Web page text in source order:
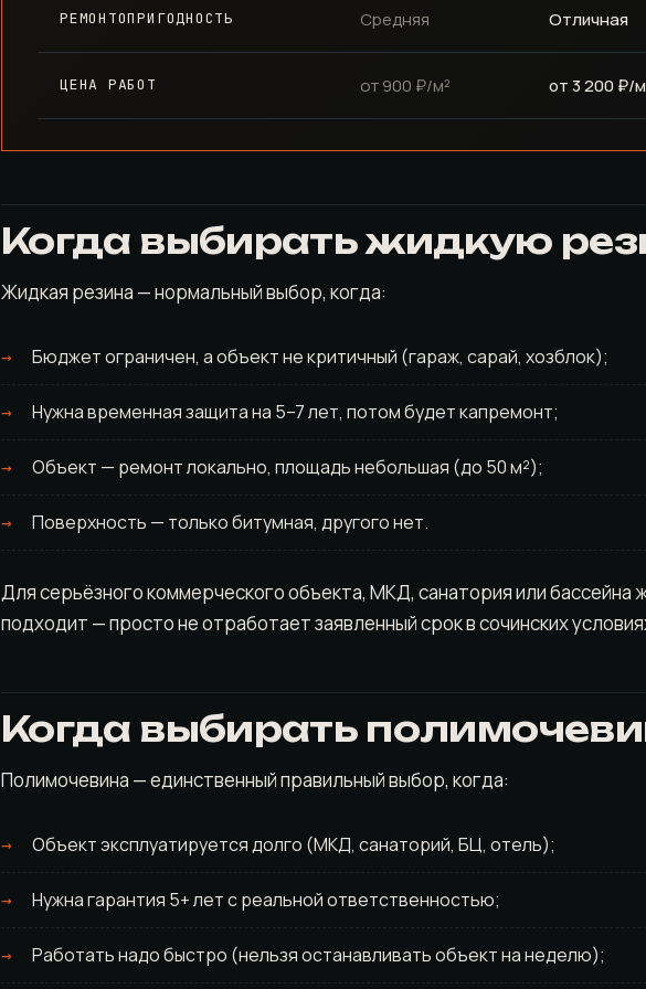
РЕМОНТОПРИГОДНОСТЬ Средняя Отличная
ЦЕНА РАБОТ от 900 ₽/м² от 3 200 ₽/
Когда выбирать жидкую
Жидкая резина — нормальный выбор, когда:
Бюджет ограничен, а объект не критичный (гараж, сарай, хозблок);
Нужна временная защита на 5–7 лет, потом будет капремонт;
Объект — ремонт локально, площадь небольшая (до 50 м²);
Поверхность — только битумная, другого нет.
Для серьёзного коммерческого объекта, МКД, санатория или бассейна
подходит — просто не отработает заявленный срок в сочинских
Когда выбирать
Полимочевина — единственный правильный выбор, когда:
Объект эксплуатируется долго (МКД, санаторий, БЦ, отель);
Нужна гарантия 5+ лет с реальной ответственностью;
Работать надо быстро (нельзя останавливать объект на неделю);